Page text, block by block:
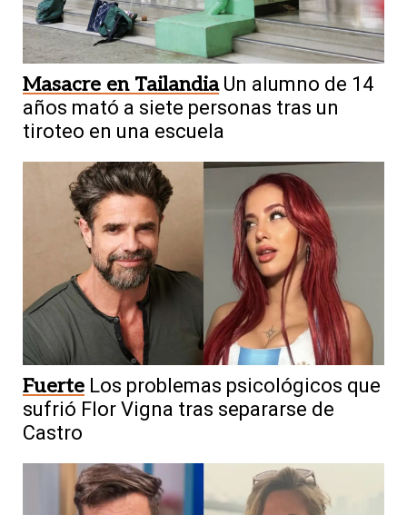
Masacre en Tailandia Un alumno de 14
años mató a siete personas tras un
tiroteo en una escuela
Fuerte Los problemas psicológicos que
sufrió Flor Vigna tras separarse de
Castro